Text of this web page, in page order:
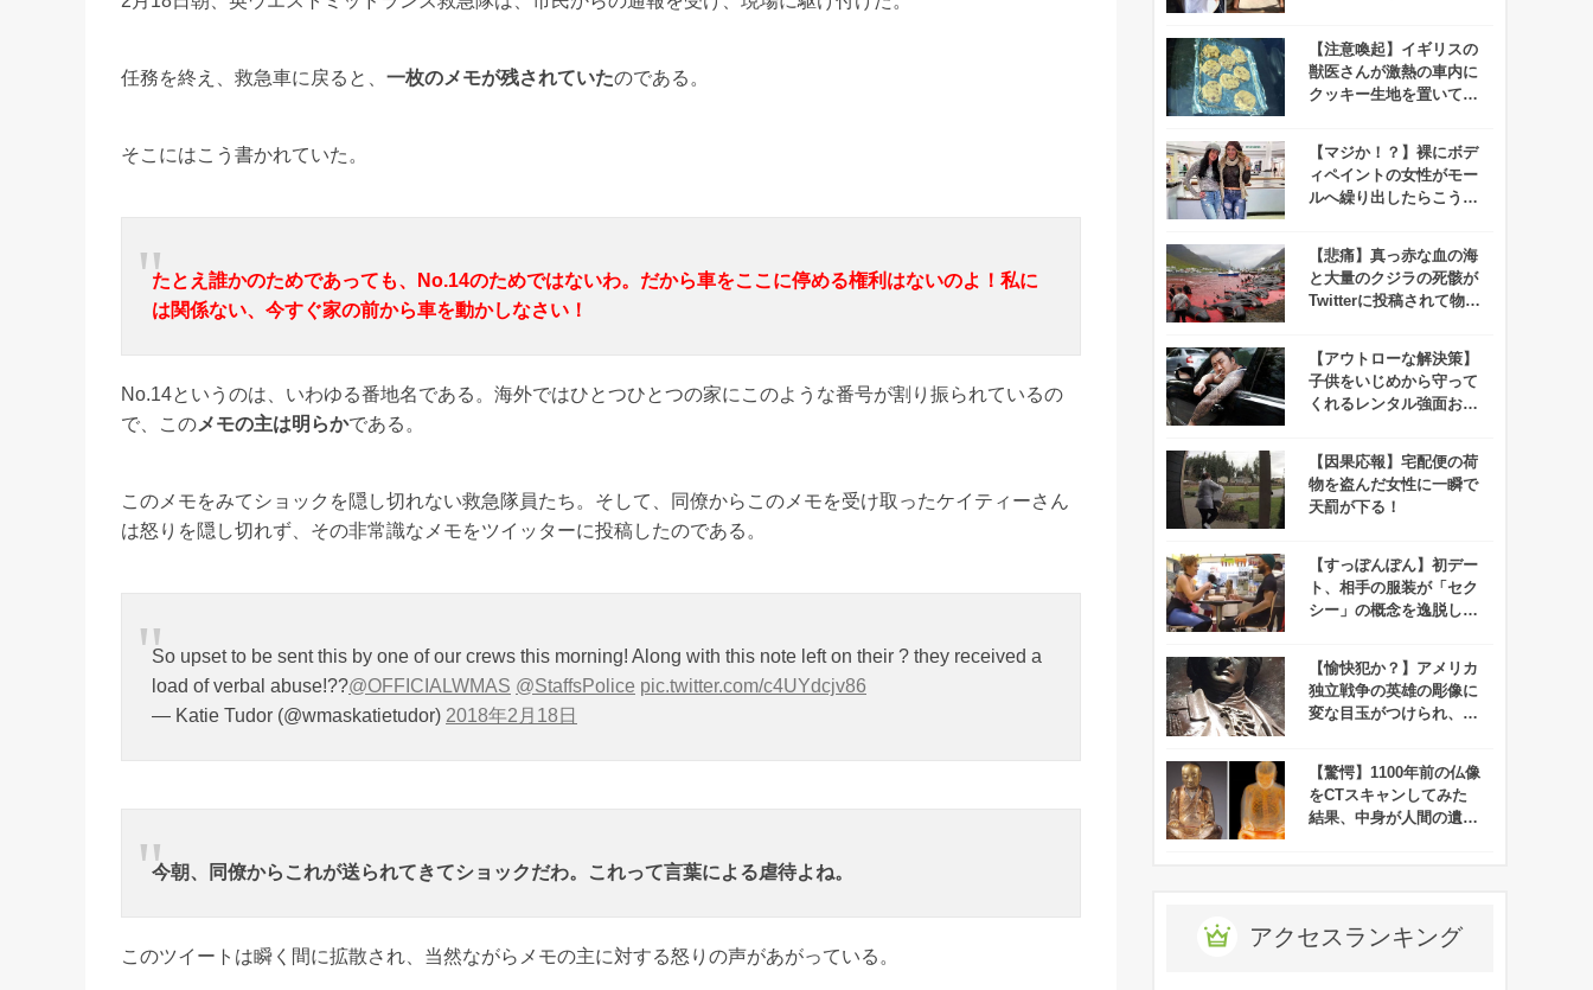
任務を終え、救急車に戻ると、 一枚のメモが残されていたのである。
そこにはこう書かれていた。
たとえ誰かのためであっても、No.14のためではないわ。だから車をここに停める権利はないのよ！私に
は関係ない、今すぐ家の前から車を動かしなさい！
No.14というのは、いわゆる番地名である。海外ではひとつひとつの家にこのような番号が割り振られているの
で、このメモの主は明らかである。
このメモをみてショックを隠し切れない救急隊員たち。そして、同僚からこのメモを受け取ったケイティーさん
は怒りを隠し切れず、その非常識なメモをツイッターに投稿したのである。
So upset to be sent this by one of our crews this morning! Along with this note left on their ? they received a
load of verbal abuse!??@OFFICIALWMAS @StaffsPolice pic.twitter.com/c4UYdcjv86
— Katie Tudor (@wmaskatietudor) 2018年2月18日
今朝、同僚からこれが送られてきてショックだわ。これって言葉による虐待よね。
このツイートは瞬く間に拡散され、当然ながらメモの主に対する怒りの声があがっている。
ると話題に！
【注意喚起】イギリスの
獣医さんが激熱の車内に
クッキー生地を置いてみ
り
【マジか！？】裸にボデ
ィペイントの女性がモー
ルへ繰り出したらこうな
【悲痛】真っ赤な血の海
と大量のクジラの死骸が
Twitterに投稿されて物議
【アウトローな解決策】
子供をいじめから守って
くれるレンタル強面おじ
中！
【因果応報】宅配便の荷
物を盗んだ女性に一瞬で
天罰が下る！
【すっぽんぽん】初デー
ト、相手の服装が「セク
シー」の概念を逸脱して
【愉快犯か？】アメリカ
独立戦争の英雄の彫像に
変な目玉がつけられ、笑
【驚愕】1100年前の仏像
をCTスキャンしてみた
結果、中身が人間の遺体
アクセスランキング